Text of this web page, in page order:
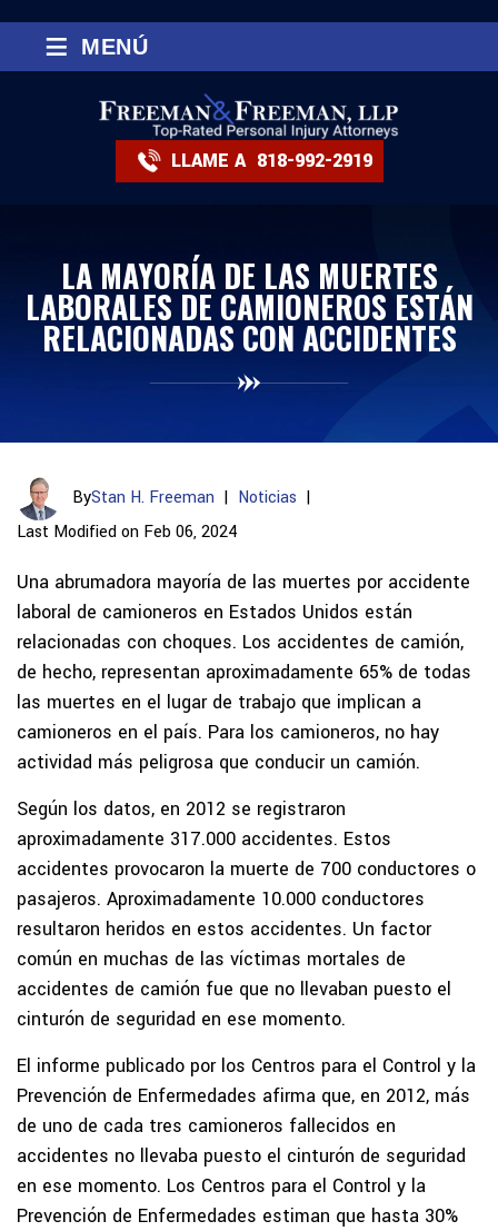
LLAME A 818-992-2919
≡ MENÚ
LA MAYORÍA DE LAS MUERTES
LABORALES DE CAMIONEROS ESTÁN
RELACIONADAS CON ACCIDENTES
ByStan H. Freeman | Noticias |
Last Modified on Feb 06, 2024
Una abrumadora mayoría de las muertes por accidente
laboral de camioneros en Estados Unidos están
relacionadas con choques. Los accidentes de camión,
de hecho, representan aproximadamente 65% de todas
las muertes en el lugar de trabajo que implican a
camioneros en el país. Para los camioneros, no hay
actividad más peligrosa que conducir un camión.
Según los datos, en 2012 se registraron
aproximadamente 317.000 accidentes. Estos
accidentes provocaron la muerte de 700 conductores o
pasajeros. Aproximadamente 10.000 conductores
resultaron heridos en estos accidentes. Un factor
común en muchas de las víctimas mortales de
accidentes de camión fue que no llevaban puesto el
cinturón de seguridad en ese momento.
El informe publicado por los Centros para el Control y la
Prevención de Enfermedades afirma que, en 2012, más
de uno de cada tres camioneros fallecidos en
accidentes no llevaba puesto el cinturón de seguridad
en ese momento. Los Centros para el Control y la
Prevención de Enfermedades estiman que hasta 30%